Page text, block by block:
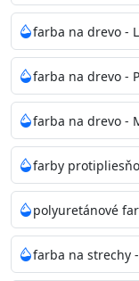
Informácie k
Pred použitím
spôsobu
aj počas náteru.
vrstvu štetcom,
farba zasychá na
dokonalom
4hod/23°C je
Doba schnutia je
podmienkach s
teplotou sa doba
farba na drevo -
farba na drevo -
farba na drevo -
farby
polyuretánové
farba na strechy